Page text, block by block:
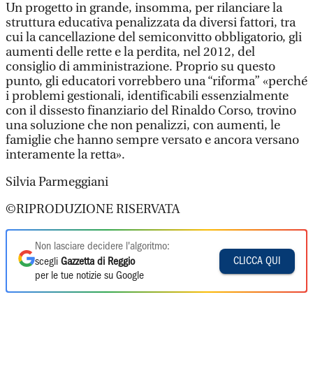
Un progetto in grande, insomma, per rilanciare la
struttura educativa penalizzata da diversi fattori, tra
cui la cancellazione del semiconvitto obbligatorio, gli
aumenti delle rette e la perdita, nel 2012, del
consiglio di amministrazione. Proprio su questo
punto, gli educatori vorrebbero una “riforma” «perché
i problemi gestionali, identificabili essenzialmente
con il dissesto finanziario del Rinaldo Corso, trovino
una soluzione che non penalizzi, con aumenti, le
famiglie che hanno sempre versato e ancora versano
interamente la retta».
Silvia Parmeggiani
©RIPRODUZIONE RISERVATA
Non lasciare decidere l'algoritmo:
scegli Gazzetta di Reggio
per le tue notizie su Google
CLICCA QUI